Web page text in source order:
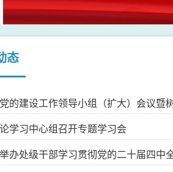
态
的建设工作领导小组（扩大）会议暨
学习中心组召开专题学习会
办处级干部学习贯彻党的二十届四中